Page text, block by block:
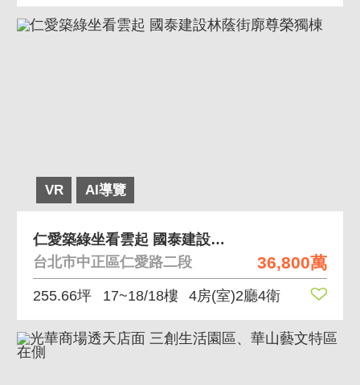
VR AI導覽
36,800萬
仁愛築綠坐看雲起 國泰建設林蔭街廓尊榮獨棟
台北市中正區仁愛路二段
255.66坪 17~18/18樓 4房(室)2廳4衛